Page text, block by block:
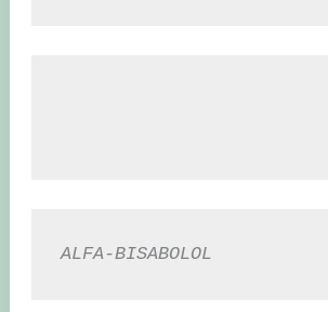
ALFA-BISABOLOL